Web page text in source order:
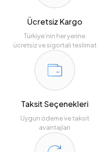
Ücretsiz Kargo
Türkiye’nin her yerine
ücretsiz ve sigortalı teslimat
Taksit Seçenekleri
Uygun ödeme ve taksit
avantajları